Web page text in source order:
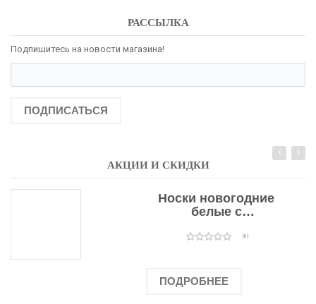
РАССЫЛКА
Подпишитесь на новости магазина!
ПОДПИСАТЬСЯ
АКЦИИ И СКИДКИ
Носки новогодние
белые с
оленями(0)
ПОДРОБНЕЕ